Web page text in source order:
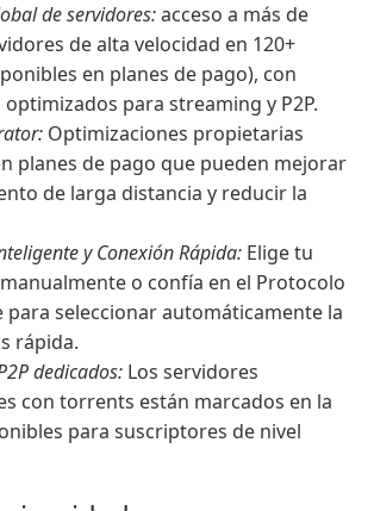
de servidores:acceso a más de
de alta velocidad en 120+
en planes de pago), con
para streaming y P2P.
Optimizaciones propietarias
planes de pago que pueden mejorar
de larga distancia y reducir la
y Conexión Rápida: Elige tu
o confía en el Protocolo
seleccionar automáticamente la
rápida.
dedicados: Los servidores
con torrents están marcados en la
para suscriptores de nivel